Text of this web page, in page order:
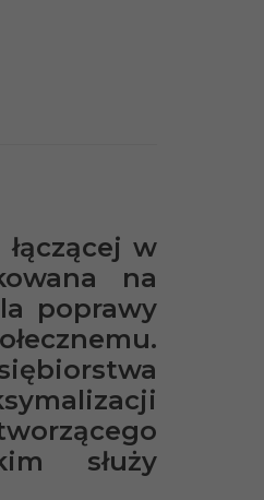
w
na
poprawy
służy